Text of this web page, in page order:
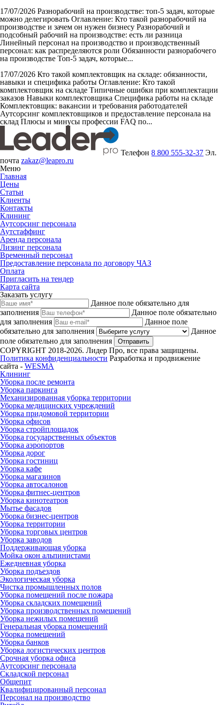
17/07/2026 Разнорабочий на производстве: топ-5 задач, которые
можно делегировать Оглавление: Кто такой разнорабочий на
производстве и зачем он нужен бизнесу Разнорабочий и
подсобный рабочий на производстве: есть ли разница
Линейный персонал на производство и производственный
персонал: как распределяются роли Обязанности разнорабочего
на производстве Топ-5 задач, которые...
17/07/2026 Кто такой комплектовщик на складе: обязанности,
навыки и специфика работы Оглавление: Кто такой
комплектовщик на складе Типичные ошибки при комплектации
заказов Навыки комплектовщика Специфика работы на складе
Комплектовщик: вакансии и требования работодателей
Аутсорсинг комплектовщиков и предоставление персонала на
склад Плюсы и минусы профессии FAQ по...
Телефон8 800 555-32-37 Эл.
почта zakaz@leapro.ru
Меню
Главная
Цены
Статьи
Клиенты
Контакты
Клининг
Аутсорсинг персонала
Аутстаффинг
Аренда персонала
Лизинг персонала
Временный персонал
Предоставление персонала по договору ЧАЗ
Оплата
Пригласить на тендер
Карта сайта
Заказать услугу
Данное поле обязательно для
заполнения
Данное поле обязательно
для заполнения
Данное поле
обязательно для заполнения
Данное
поле обязательно для заполнения
Отправить
COPYRIGHT 2018-2026. Лидер Про, все права защищены.
Политика конфиденциальности Разработка и продвижение
сайта - WESMA
Клининг
Уборка после ремонта
Уборка паркинга
Механизированная уборка территории
Уборка медицинских учреждений
Уборка придомовой территории
Уборка офисов
Уборка стройплощадок
Уборка государственных объектов
Уборка аэропортов
Уборка дорог
Уборка гостиниц
Уборка кафе
Уборка магазинов
Уборка автосалонов
Уборка фитнес-центров
Уборка кинотеатров
Мытье фасадов
Уборка бизнес-центров
Уборка территории
Уборка торговых центров
Уборка заводов
Поддерживающая уборка
Мойка окон альпинистами
Ежедневная уборка
Уборка подъездов
Экологическая уборка
Чистка промышленных полов
Уборка помещений после пожара
Уборка складских помещений
Уборка производственных помещений
Уборка нежилых помещений
Генеральная уборка помещений
Уборка помещений
Уборка банков
Уборка логистических центров
Срочная уборка офиса
Аутсорсинг персонала
Складской персонал
Общепит
Квалифицированный персонал
Персонал на производство